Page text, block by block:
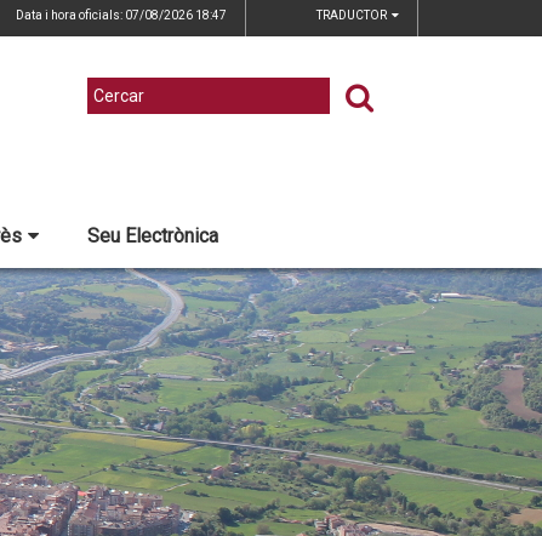
Data i hora oficials: 07/08/2026 18:47 TRADUCTOR
Seu Electrònica